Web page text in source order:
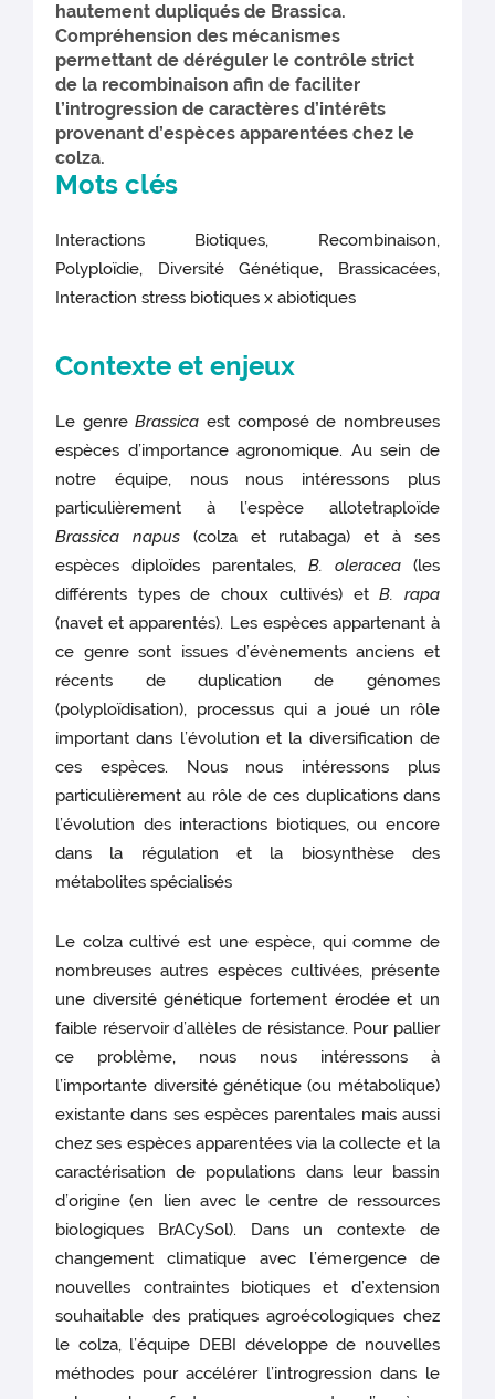
hautement dupliqués de Brassica.
Compréhension des mécanismes
permettant de déréguler le contrôle strict
de la recombinaison afin de faciliter
l’introgression de caractères d’intérêts
provenant d’espèces apparentées chez le
colza.
Mots clés
Interactions Biotiques, Recombinaison,
Polyploïdie, Diversité Génétique, Brassicacées,
Interaction stress biotiques x abiotiques
Contexte et enjeux
Le genreBrassica est composé de nombreuses
espèces d’importance agronomique. Au sein de
notre équipe, nous nous intéressons plus
particulièrement à l’espèce allotetraploïde
Brassica napus(colza et rutabaga) et à ses
espèces diploïdes parentales, B. oleracea(les
différents types de choux cultivés) etB. rapa
(navet et apparentés). Les espèces appartenant à
ce genre sont issues d’évènements anciens et
récents de duplication de génomes
(polyploïdisation), processus qui a joué un rôle
important dans l’évolution et la diversification de
ces espèces. Nous nous intéressons plus
particulièrement au rôle de ces duplications dans
l’évolution des interactions biotiques, ou encore
dans la régulation et la biosynthèse des
métabolites spécialisés
Le colza cultivé est une espèce, qui comme de
nombreuses autres espèces cultivées, présente
une diversité génétique fortement érodée et un
faible réservoir d’allèles de résistance. Pour pallier
ce problème, nous nous intéressons à
l’importante diversité génétique (ou métabolique)
existante dans ses espèces parentales mais aussi
chez ses espèces apparentées via la collecte et la
caractérisation de populations dans leur bassin
d’origine (en lien avec le centre de ressources
biologiques BrACySol). Dans un contexte de
changement climatique avec l’émergence de
nouvelles contraintes biotiques et d’extension
souhaitable des pratiques agroécologiques chez
le colza, l’équipe DEBI développe de nouvelles
méthodes pour accélérer l’introgression dans le